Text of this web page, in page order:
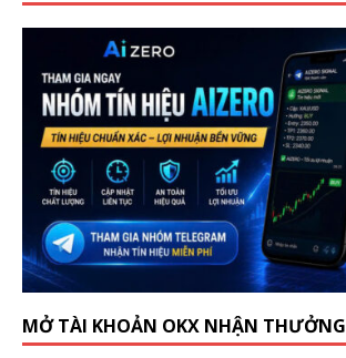
MỞ TÀI KHOẢN OKX NHẬN THƯỞNG